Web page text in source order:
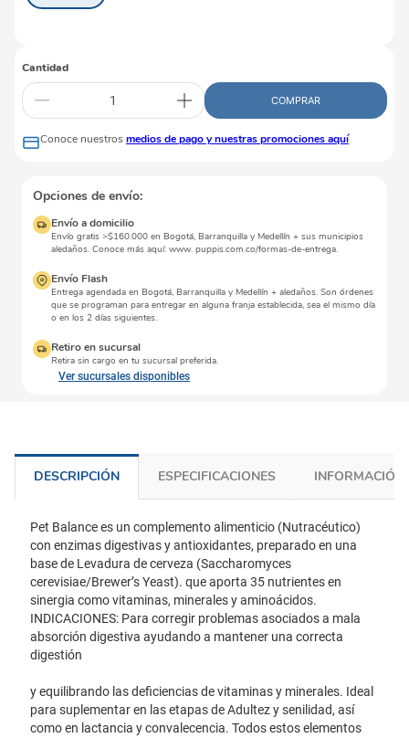
Cantidad
COMPRAR
Conoce nuestros medios de pago y nuestras promociones aquí
Opciones de envío:
Envío a domicilio
Envío gratis >$160.000 en Bogotá, Barranquilla y Medellín + sus municipios
aledaños. Conoce más aquí: www. puppis.com.co/formas-de-entrega.
Envío Flash
Entrega agendada en Bogotá, Barranquilla y Medellín + aledaños. Son órdenes
que se programan para entregar en alguna franja establecida, sea el mismo día
o en los 2 días siguientes.
Retiro en sucursal
Retira sin cargo en tu sucursal preferida.
Ver sucursales disponibles
DESCRIPCIÓN ESPECIFICACIONES
Pet Balance es un complemento alimenticio (Nutracéutico)
con enzimas digestivas y antioxidantes, preparado en una
base de Levadura de cerveza (Saccharomyces
cerevisiae/Brewer’s Yeast). que aporta 35 nutrientes en
sinergia como vitaminas, minerales y aminoácidos.
INDICACIONES: Para corregir problemas asociados a mala
absorción digestiva ayudando a mantener una correcta
digestión
y equilibrando las deficiencias de vitaminas y minerales. Ideal
para suplementar en las etapas de Adultez y senilidad, así
como en lactancia y convalecencia. Todos estos elementos